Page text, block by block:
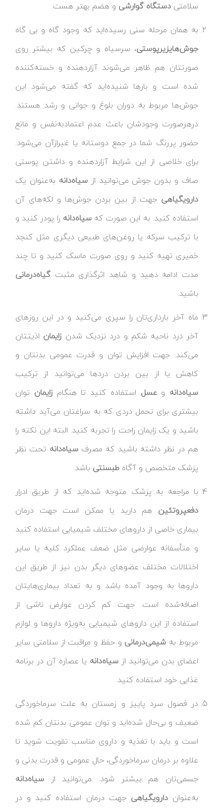
سلامتی دستگاه گوارشی و هضم بهتر هست.
به همان مرحله سنی رسیده‌اید که وجود گاه و بی گاه
جوش‌هایزیرپوستی، سرسیاه و چرکین که بیشتر روی
صورتتان هم ظاهر می‌شوند آزاردهنده و خسته‌کننده
شده است و بارها شنیده‌اید که گفته می‌شود این
جوش‌ها مربوط به دوران بلوغ و جوانی و رشد هستند.
درهرصورت وجودشان باعث عدم اعتمادبه‌نفس و مانع
حضور پررنگ شما در جمع دوستانه یا غیرازآن می‌شود.
برای خلاصی از این شرایط آزاردهنده و داشتن پوستی
صاف و بدون جوش می‌توانید ازسیاه‌دانه به‌عنوان یک
دارویگیاهی جهت از بین بردن جوش‌ها و لکه‌های آن
استفاده کنید. به این صورت کهسیاه‌دانه را پودر کنید و
با ترکیب سرکه یا روغن‌های طبیعی دیگری مثل کنجد
خمیری تهیه کنید و روی صورت ماسک کنید و تا چند
مدت ادامه دهید و شاهد اثرگذاری مثبت گیاه‌درمانی
باشید.
ماه آخر بارداری‌تان را سپری می‌کنید و در این روزهای
آخر درد ناحیه شکم و درد نزدیک شدن زایمان اذیتتان
می‌کند. جهت افزایش توان و قدرت عمومی بدنتان و
کاهش یا از بین بردن دردها می‌توانید از ترکیب
سیاه‌دانه وعسل استفاده کنید تا هنگامزایمان توان
بیشتری برای تحمل دردی که به سراغتان می‌آید داشته
باشید و یک زایمان راحت را تجربه کنید. البته این نکته را
هم در نظر داشته باشید که مصرفسیاه‌دانه تحت نظر
پزشک متخصص و آگاه طبسنتی باشد.
با مراجعه به پزشک متوجه شده‌اید که از طریق ادرار
دفعپروتئین هم دارید یا ممکن است جهت درمان
بیماری خاصی از داروهای مختلف شیمیایی استفاده کنید
و متأسفانه عوارضی مثل ضعف عملکرد کلیه یا سایر
اختلالات مختلف عضوهای دیگر بدن نیز از طریق این
داروها به وجود آمده باشد و به تعداد بیماری‌هایتان
اضافه‌شده است. جهت کم کردن عوارض ناشی از
استفاده از این داروهای شیمیایی به‌ویژه داروها و لوازم
مربوط به شیمی‌درمانی و حفظ و مراقبت از سلامتی سایر
اعضای بدن می‌توانید از سیاه‌دانه یا عصاره آن در برنامه
غذایی خود استفاده کنید.
در فصول سرد پاییز و زمستان به علت سرماخوردگی
ضعیف و بی‌حال شده‌اید و توان عمومی بدنتان کم شده
است و باید با تغذیه و داروی مناسب تقویت شوید تا
علاوه بر درمان سرماخوردگی، حال عمومی و قدرت بدنی و
جسمی‌تان هم بیشتر شود. می‌توانید از سیاه‌دانه
به‌عنواندارویگیاهی جهت درمان استفاده کنید و در